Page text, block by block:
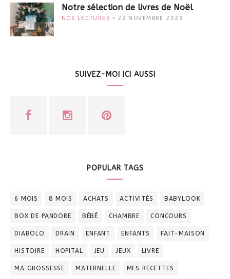
Notre sélection de livres de Noël
NOS LECTURES 22 NOVEMBRE 2023
SUIVEZ-MOI ICI AUSSI
POPULAR TAGS
6 MOIS 8 MOIS ACHATS ACTIVITÉS BABYLOOK
BOX DE PANDORE BÉBÉ CHAMBRE CONCOURS
DIABOLO DRAIN ENFANT ENFANTS FAIT-MAISON
HISTOIRE HOPITAL JEU JEUX LIVRE
MA GROSSESSE MATERNELLE MES RECETTES